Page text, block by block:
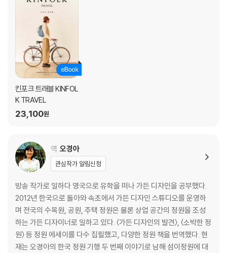
킨포크 트래블 KINFOL
K TRAVEL
23,100원
역 오경아
관심작가 알림신청
방송 작가로 일하다 영국으로 유학을 떠나 가든 디자인을 공부했다.
2012년 한국으로 돌아와 속초에서 가든 디자인 스튜디오를 운영하
며 전국의 수목원, 공원, 주택 정원은 물론 상업 공간의 정원을 조성
하는 가든 디자이너로 일하고 있다. 〈가든 디자인의 발견〉, 〈소박한 정
원〉 등 정원 에세이를 다수 집필했고, 다양한 정원 책을 번역했다. 현
재는 오경아의 한국 정원 기행 두 번째 이야기로 남해 섬이정원에 대